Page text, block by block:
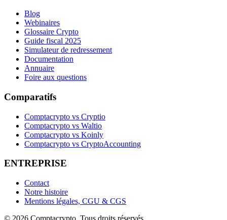
Blog
Webinaires
Glossaire Crypto
Guide fiscal 2025
Simulateur de redressement
Documentation
Annuaire
Foire aux questions
Comparatifs
Comptacrypto vs Cryptio
Comptacrypto vs Waltio
Comptacrypto vs Koinly
Comptacrypto vs CryptoAccounting
ENTREPRISE
Contact
Notre histoire
Mentions légales, CGU & CGS